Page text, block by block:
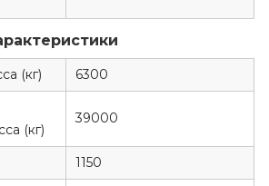
(кг)
6300
(кг)
39000
1150